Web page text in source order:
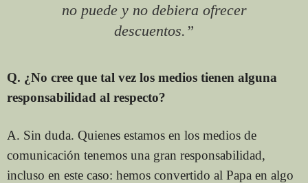
no puede y no debiera ofrecer
descuentos.”
Q. ¿No cree que tal vez los medios tienen alguna
responsabilidad al respecto?
A. Sin duda. Quienes estamos en los medios de
comunicación tenemos una gran responsabilidad,
incluso en este caso: hemos convertido al Papa en algo